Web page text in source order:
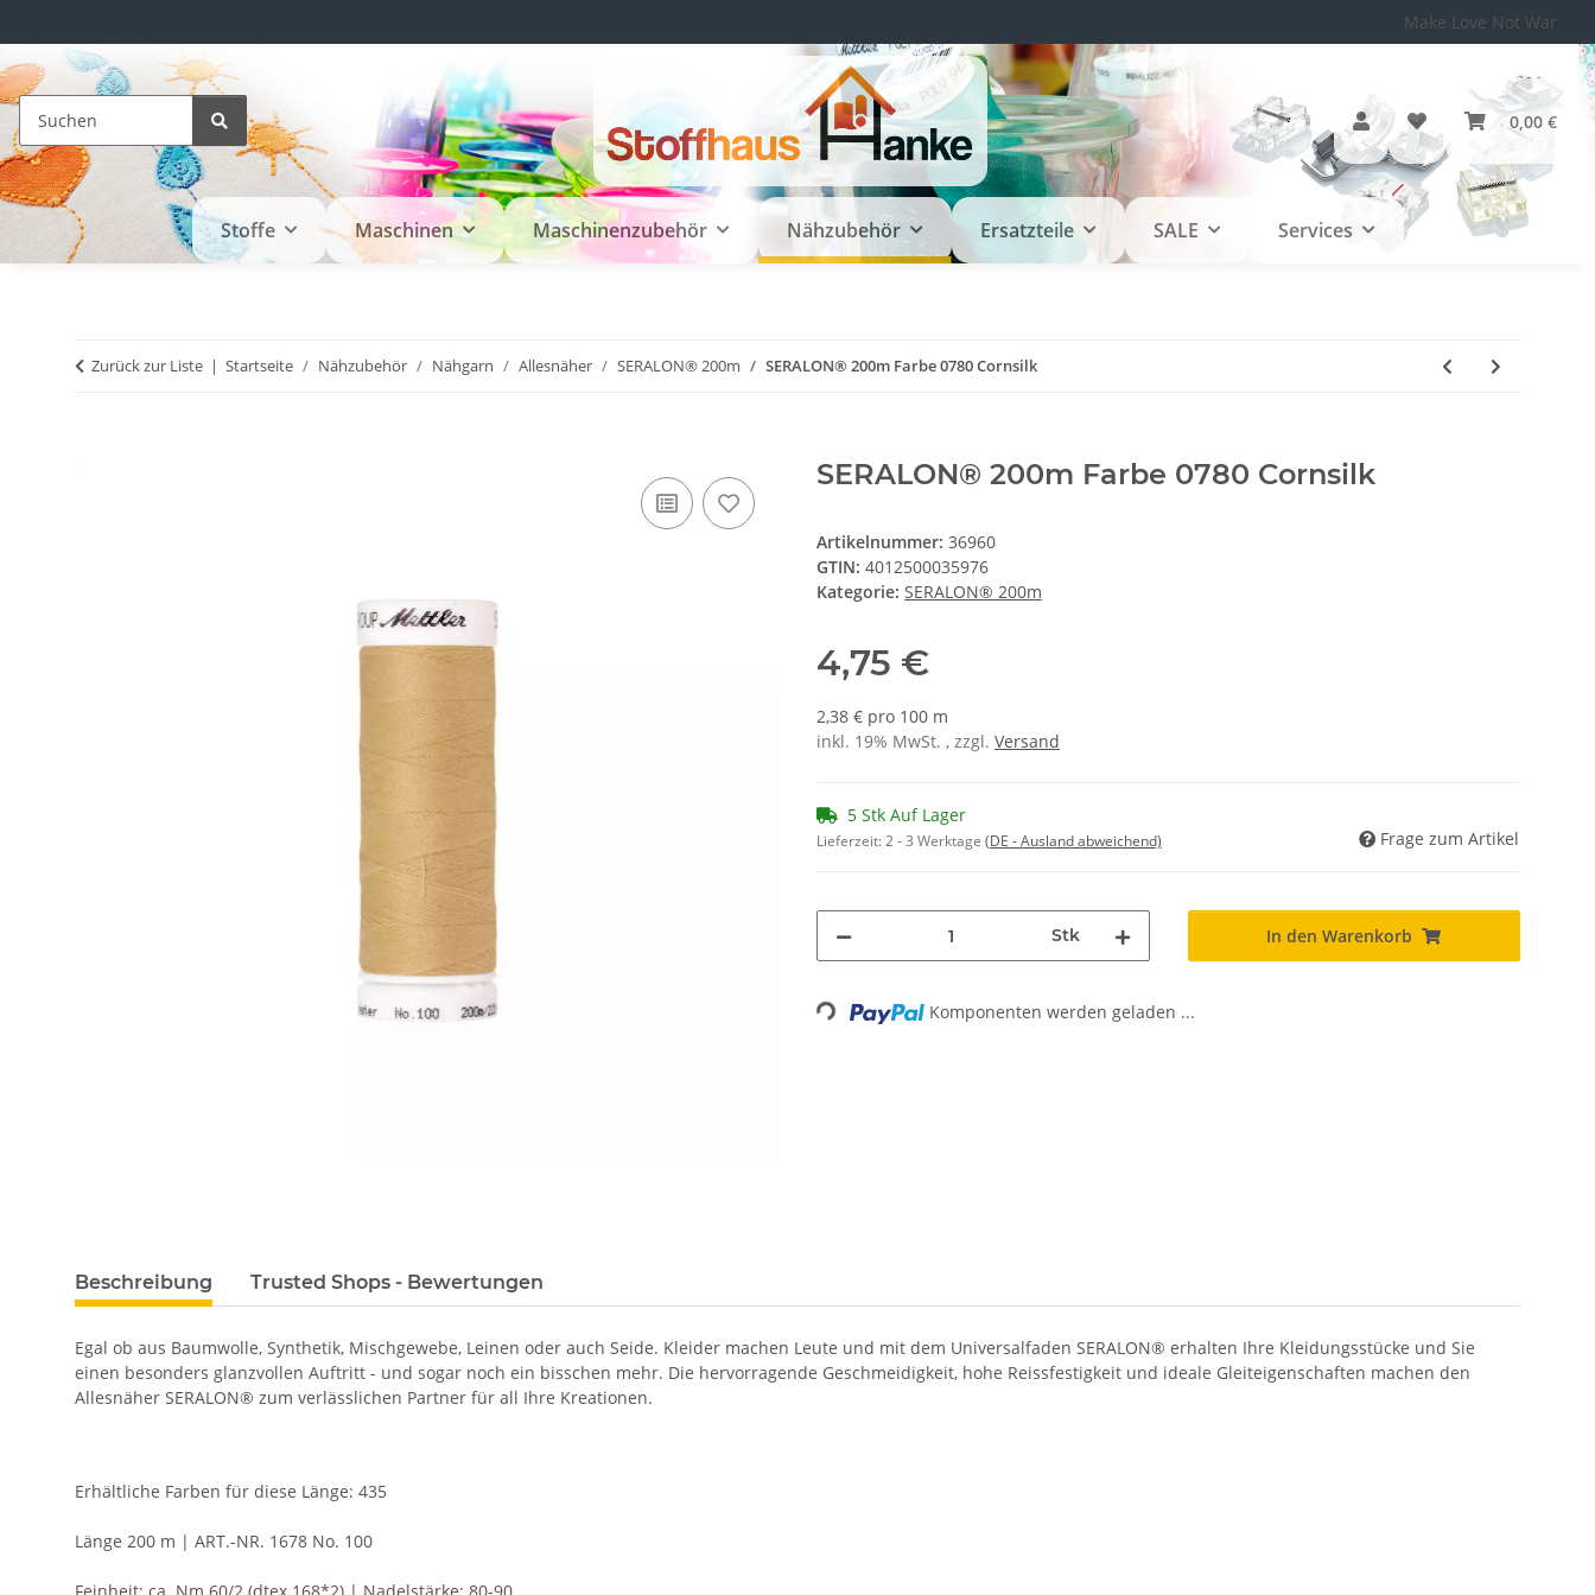
Make Love Not War
0,00 €
Stoffe Maschinen Maschinenzubehör Nähzubehör Ersatzteile SALE Services
Zurück zur Liste Startseite Nähzubehör Nähgarn Allesnäher SERALON® 200m SERALON® 200m Farbe 0780 Cornsilk
SERALON® 200m Farbe 0780 Cornsilk
Artikelnummer: 36960
GTIN: 4012500035976
Kategorie: SERALON® 200m
4,75 €
2,38 € pro 100 m
inkl. 19% MwSt. , zzgl. Versand
5 Stk Auf Lager
Lieferzeit:2 - 3 Werktage (DE - Ausland abweichend) Frage zum Artikel
Stk In den Warenkorb
Loading... Komponenten werden geladen ...
Beschreibung Trusted Shops - Bewertungen
Egal ob aus Baumwolle, Synthetik, Mischgewebe, Leinen oder auch Seide. Kleider machen Leute und mit dem Universalfaden SERALON® erhalten Ihre Kleidungsstücke und Sie
einen besonders glanzvollen Auftritt - und sogar noch ein bisschen mehr. Die hervorragende Geschmeidigkeit, hohe Reissfestigkeit und ideale Gleiteigenschaften machen den
Allesnäher SERALON® zum verlässlichen Partner für all Ihre Kreationen.
Erhältliche Farben für diese Länge: 435
Länge 200 m | ART.-NR. 1678 No. 100